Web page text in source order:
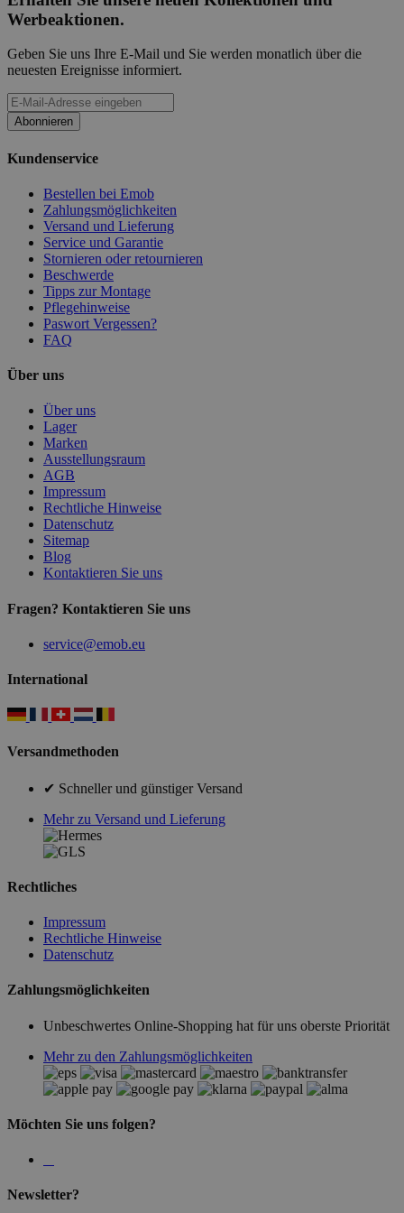
Werbeaktionen.
Geben Sie uns Ihre E-Mail und Sie werden monatlich über die
neuesten Ereignisse informiert.
Abonnieren
Kundenservice
Bestellen bei Emob
Zahlungsmöglichkeiten
Versand und Lieferung
Service und Garantie
Stornieren oder retournieren
Beschwerde
Tipps zur Montage
Pflegehinweise
Paswort Vergessen?
FAQ
Über uns
Über uns
Lager
Marken
Ausstellungsraum
AGB
Impressum
Rechtliche Hinweise
Datenschutz
Sitemap
Blog
Kontaktieren Sie uns
Fragen? Kontaktieren Sie uns
service@emob.eu
International
Versandmethoden
✔ Schneller und günstiger Versand
Mehr zu Versand und Lieferung
Rechtliches
Impressum
Rechtliche Hinweise
Datenschutz
Zahlungsmöglichkeiten
Unbeschwertes Online-Shopping hat für uns oberste Priorität
Mehr zu den Zahlungsmöglichkeiten
Möchten Sie uns folgen?
Newsletter?